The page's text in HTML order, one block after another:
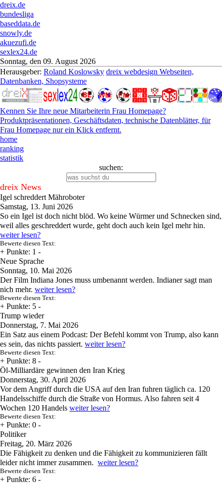
dreix.de
bundesliga
baseddata.de
snowly.de
akuezufi.de
sexlex24.de
Sonntag, den 09. August 2026
Herausgeber: Roland Koslowsky dreix webdesign Webseiten,
Datenbanken, Shopsysteme
Kennen Sie Ihre neue Mitarbeiterin Frau Homepage?
Produktpräsentationen, Geschäftsdaten, technische Datenblätter, für
Frau Homepage nur ein Klick entfernt.
home
ranking
statistik
suchen:
dreix News
Igel schreddert Mähroboter
Samstag, 13. Juni 2026
So ein Igel ist doch nicht blöd. Wo keine Würmer und Schnecken sind,
weil alles geschreddert wurde, geht doch auch kein Igel mehr hin.
weiter lesen?
Bewerte diesen Text:
+ Punkte: 1 -
Neue Sprache
Sonntag, 10. Mai 2026
Der Film Indiana Jones muss umbenannt werden. Indianer sagt man
nich mehr. weiter lesen?
Bewerte diesen Text:
+ Punkte: 5 -
Trump wieder
Donnerstag, 7. Mai 2026
Ein Satz aus einem Podcast: Der Befehl kommt von Trump, also kann
es sein, das nichts passiert. weiter lesen?
Bewerte diesen Text:
+ Punkte: 8 -
Öl-Milliardäre gewinnen den Iran Krieg
Donnerstag, 30. April 2026
Vor dem Angriff durch die USA auf den Iran fuhren täglich ca. 120
Handelsschiffe durch die Straße von Hormus. Also fahren seit 4
Wochen 120 Handels weiter lesen?
Bewerte diesen Text:
+ Punkte: 0 -
Politiker
Freitag, 20. März 2026
Die Fähigkeit zu denken und die Fähigkeit zu kommunizieren fällt
leider nicht immer zusammen. weiter lesen?
Bewerte diesen Text:
+ Punkte: 6 -